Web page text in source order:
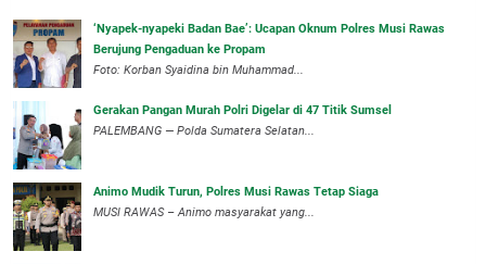
‘Nyapek-nyapeki Badan Bae’: Ucapan Oknum Polres Musi Rawas
Berujung Pengaduan ke Propam
Foto: Korban Syaidina bin Muhammad...
Gerakan Pangan Murah Polri Digelar di 47 Titik Sumsel
PALEMBANG — Polda Sumatera Selatan...
Animo Mudik Turun, Polres Musi Rawas Tetap Siaga
MUSI RAWAS – Animo masyarakat yang...